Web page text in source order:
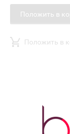
Положить в
Положить в